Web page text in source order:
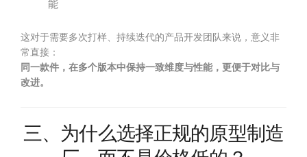
能
这对于需要多次打样、持续迭代的产品开发团队来说，意义非
常直接：
同一款件，在多个版本中保持一致维度与性能，更便于对比与
改进。
三、为什么选择正规的原型制造